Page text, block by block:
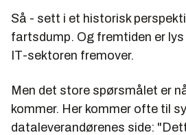
Så - sett i et historisk
fartsdump. Og fremtiden er
IT-sektoren fremover.
Men det store spørsmålet er
kommer. Her kommer ofte til
dataleverandørenes side: